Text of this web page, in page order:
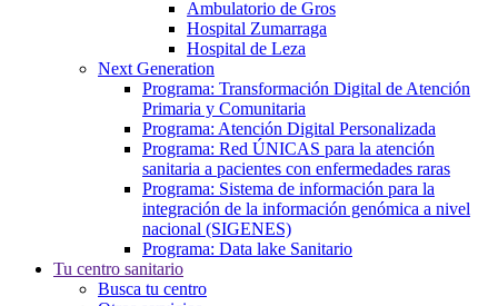
Ambulatorio de Gros
Hospital Zumarraga
Hospital de Leza
Next Generation
Programa: Transformación Digital de Atención
Primaria y Comunitaria
Programa: Atención Digital Personalizada
Programa: Red ÚNICAS para la atención
sanitaria a pacientes con enfermedades raras
Programa: Sistema de información para la
integración de la información genómica a nivel
nacional (SIGENES)
Programa: Data lake Sanitario
Tu centro sanitario
Busca tu centro